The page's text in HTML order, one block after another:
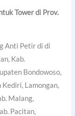
Tower di Prov.
Anti Petir di di
Kab.
Bondowoso,
Kediri, Lamongan,
Malang,
Pacitan,